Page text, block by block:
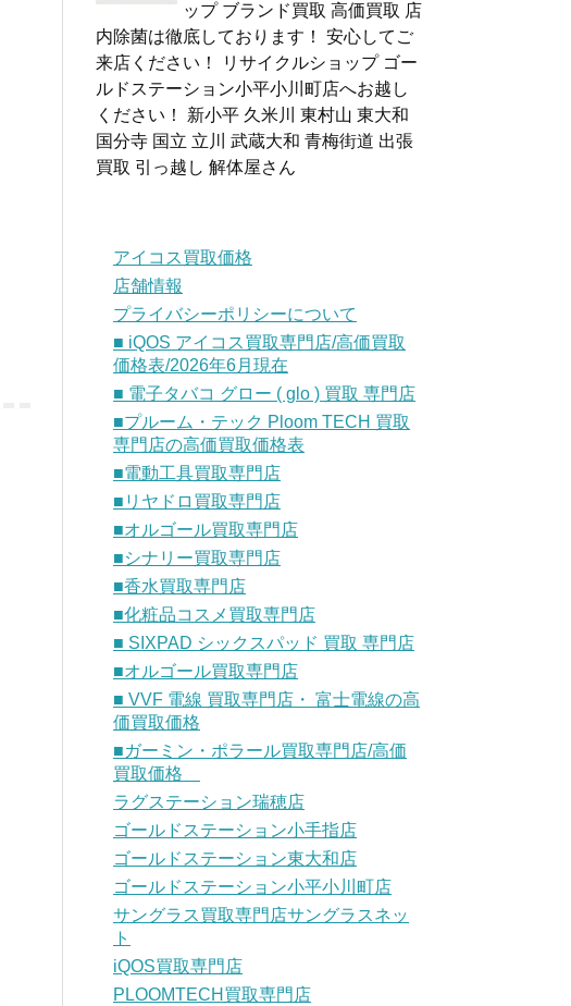
ップ ブランド買取 高価買取 店
内除菌は徹底しております！ 安心してご
来店ください！ リサイクルショップ ゴー
ルドステーション小平小川町店へお越し
ください！ 新小平 久米川 東村山 東大和
国分寺 国立 立川 武蔵大和 青梅街道 出張
買取 引っ越し 解体屋さん
アイコス買取価格
店舗情報
プライバシーポリシーについて
■ iQOS アイコス買取専門店/高価買取
価格表/2026年6月現在
■ 電子タバコ グロー ( glo ) 買取 専門店
■プルーム・テック Ploom TECH 買取
専門店の高価買取価格表
■電動工具買取専門店
■リヤドロ買取専門店
■オルゴール買取専門店
■シナリー買取専門店
■香水買取専門店
■化粧品コスメ買取専門店
■ SIXPAD シックスパッド 買取 専門店
■オルゴール買取専門店
■ VVF 電線 買取専門店・ 富士電線の高
価買取価格
■ガーミン・ポラール買取専門店/高価
買取価格
ラグステーション瑞穂店
ゴールドステーション小手指店
ゴールドステーション東大和店
ゴールドステーション小平小川町店
サングラス買取専門店サングラスネッ
ト
iQOS買取専門店
PLOOMTECH買取専門店